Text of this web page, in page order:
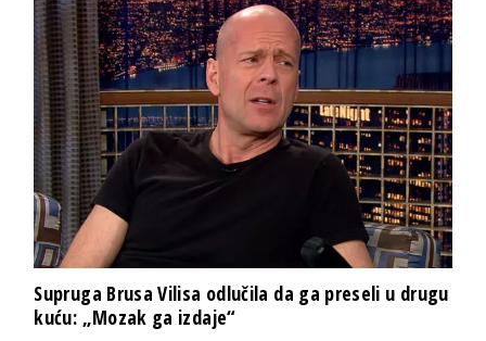
Supruga Brusa Vilisa odlučila da ga preseli u drugu
kuću: „Mozak ga izdaje“